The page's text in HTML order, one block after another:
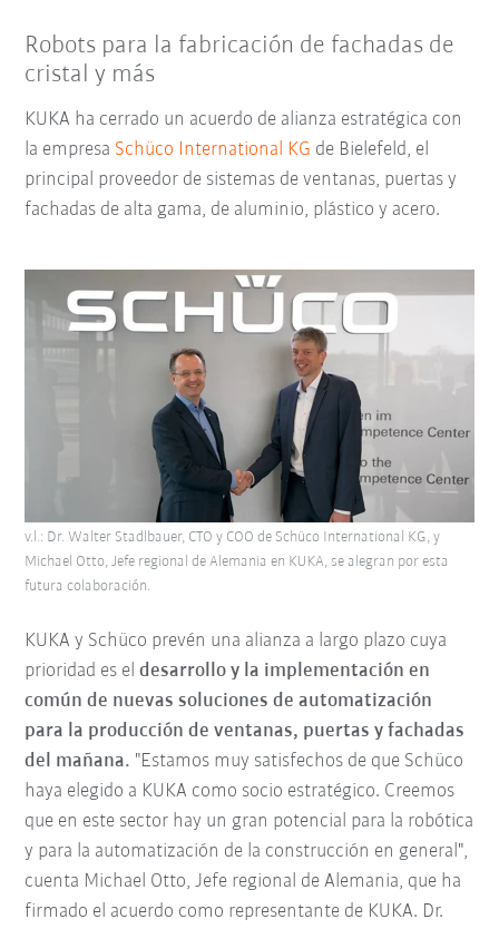
Robots para la fabricación de fachadas de
cristal y más
KUKA ha cerrado un acuerdo de alianza estratégica con
la empresa Schüco International KG de Bielefeld, el
principal proveedor de sistemas de ventanas, puertas y
fachadas de alta gama, de aluminio, plástico y acero.
KUKA y Schüco prevén una alianza a largo plazo cuya
prioridad es eldesarrollo y la implementación en
común de nuevas soluciones de automatización
para la producción de ventanas, puertas y fachadas
del mañana. "Estamos muy satisfechos de que Schüco
haya elegido a KUKA como socio estratégico. Creemos
que en este sector hay un gran potencial para la robótica
y para la automatización de la construcción en general",
cuenta Michael Otto, Jefe regional de Alemania, que ha
firmado el acuerdo como representante de KUKA. Dr.
v.l.: Dr. Walter Stadlbauer, CTO y COO de Schüco International KG, y
Michael Otto, Jefe regional de Alemania en KUKA, se alegran por esta
futura colaboración.